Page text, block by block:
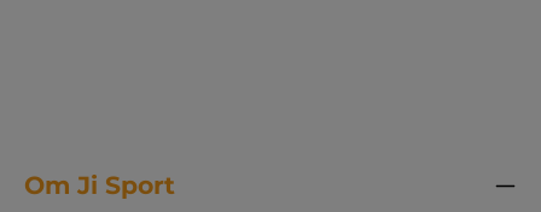
Om Ji Sport